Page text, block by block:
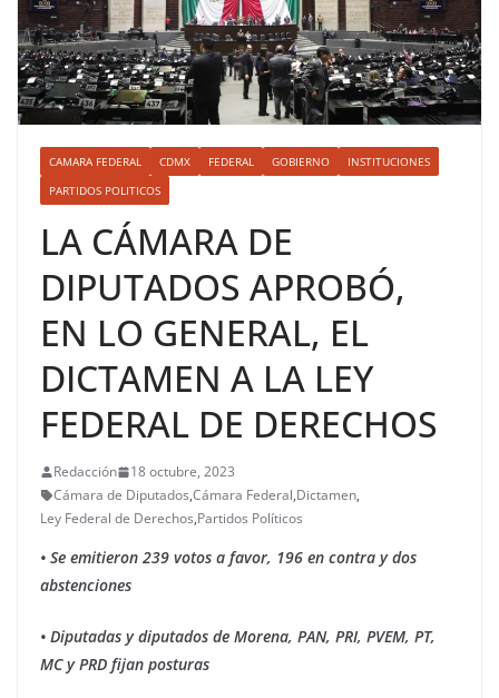
CAMARA FEDERAL CDMX FEDERAL GOBIERNO
INSTITUCIONES
PARTIDOS POLITICOS
LA CÁMARA DE
DIPUTADOS APROBÓ,
EN LO GENERAL, EL
DICTAMEN A LA LEY
FEDERAL DE DERECHOS
Redacción
18 octubre, 2023
Cámara de Diputados,Cámara Federal,Dictamen,
Ley Federal de Derechos,Partidos Políticos
• Se emitieron 239 votos a favor, 196 en contra y dos
abstenciones
• Diputadas y diputados de Morena, PAN, PRI, PVEM, PT,
MC y PRD fijan posturas